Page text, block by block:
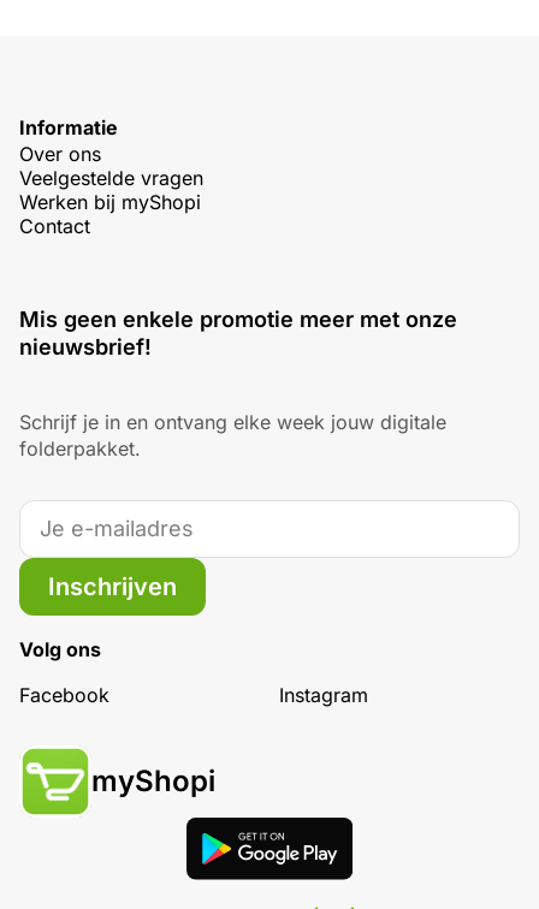
Informatie
Over ons
Veelgestelde vragen
Werken bij myShopi
Contact
Mis geen enkele promotie meer met onze
nieuwsbrief!
Schrijf je in en ontvang elke week jouw digitale
folderpakket.
Inschrijven
Volg ons
Facebook
Instagram
myShopi